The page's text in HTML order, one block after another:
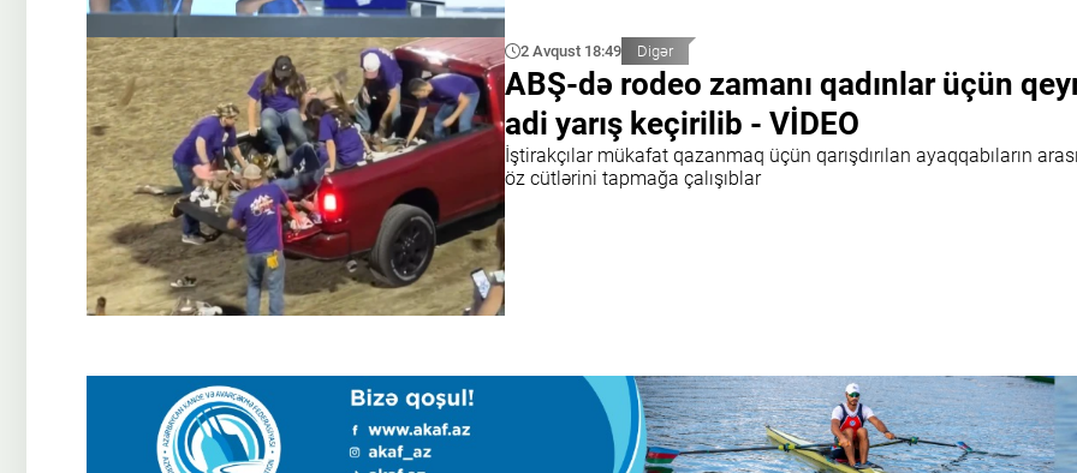
2 Avqust 18:49 Digər
ABŞ-də rodeo zamanı qadınlar üçün
adi yarış keçirilib - VİDEO
İştirakçılar mükafat qazanmaq üçün qarışdırılan ayaqqabıların
öz cütlərini tapmağa çalışıblar